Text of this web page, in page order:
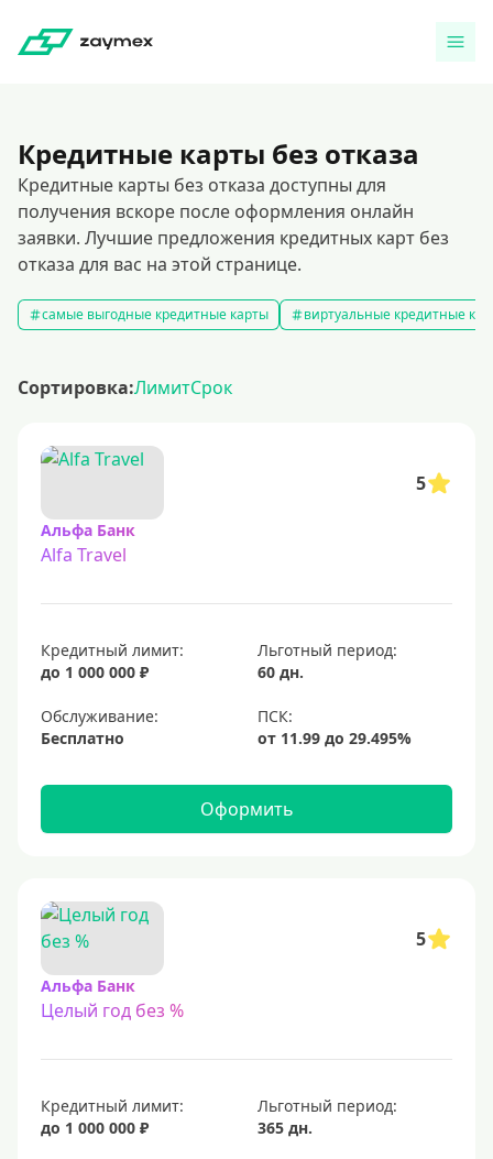
Кредитные карты без отказа
Кредитные карты без отказа доступны для
получения вскоре после оформления онлайн
заявки. Лучшие предложения кредитных карт без
отказа для вас на этой странице.
самые выгодные кредитные карты виртуальные кредитные
Сортировка:ЛимитСрок
5
Альфа Банк
Alfa Travel
Кредитный лимит:
до 1 000 000 ₽
Льготный период:
60 дн.
Обслуживание:
Бесплатно
Оформить
5
Альфа Банк
Целый год без %
Кредитный лимит:
до 1 000 000 ₽
Льготный период:
365 дн.